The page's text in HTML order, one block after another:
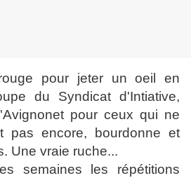
pour jeter un oeil en
du Syndicat d'Intiative,
pour ceux qui ne
pas encore, bourdonne et
Une vraie ruche...
semaines les répétitions